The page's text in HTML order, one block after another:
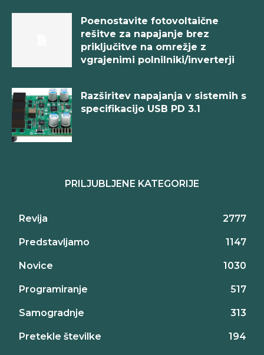
Poenostavite fotovoltaične
rešitve za napajanje brez
priključitve na omrežje z
vgrajenimi polnilniki/inverterji
Razširitev napajanja v sistemih s
specifikacijo USB PD 3.1
PRILJUBLJENE KATEGORIJE
Revija 2777
Predstavljamo 1147
Novice 1030
Programiranje 517
Samogradnje 313
Pretekle številke 194